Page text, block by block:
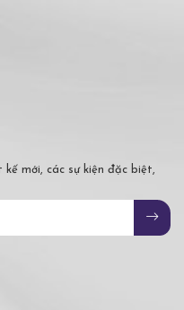
mới, các sự kiện đặc biệt,